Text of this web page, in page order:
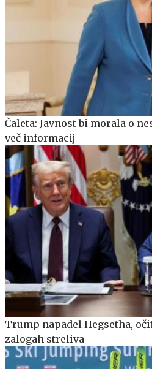
Čaleta: Javnost bi morala o
več informacij
Trump napadel Hegsetha,
zalogah streliva